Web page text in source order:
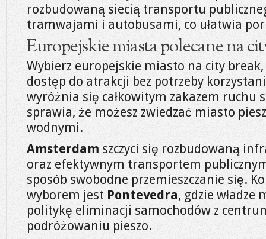
rozbudowaną siecią transportu
tramwajami i autobusami, co ułatwia
Europejskie miasta polecane na
Wybierz europejskie miasto na city
dostęp do atrakcji bez potrzeby
wyróżnia się całkowitym zakazem ruchu
sprawia, że możesz zwiedzać miasto
wodnymi.
Amsterdam szczyci się rozbudowaną
oraz efektywnym transportem
sposób swobodne przemieszczanie się.
wyborem jest Pontevedra, gdzie władze
politykę eliminacji samochodów z
podróżowaniu pieszo.